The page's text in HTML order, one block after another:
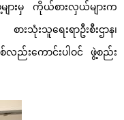
ားမှ ကိုယ်စားလှယ်များက
းသူရေးရာဦးစီးဌာန၊
လည်းကောင်းပါဝင် ဖွဲ့စည်း